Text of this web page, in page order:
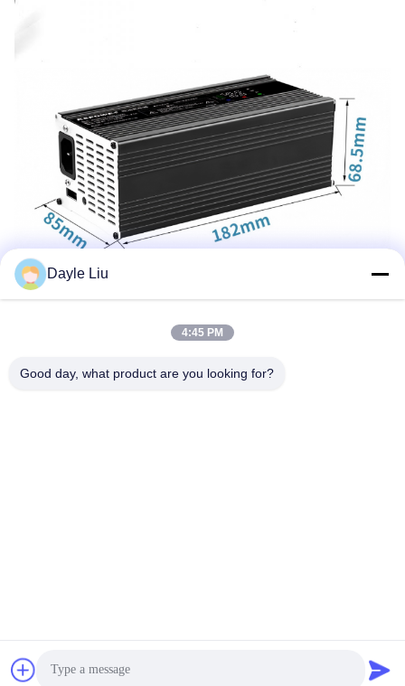
Dayle Liu
4:45 PM
Good day, what product are you looking for?